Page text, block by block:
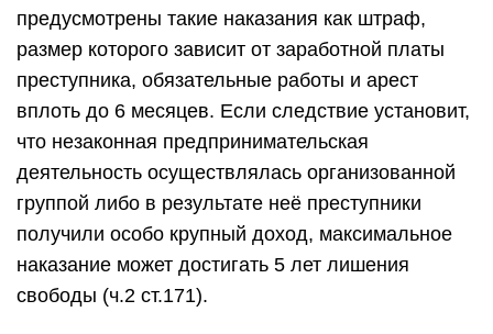
предусмотрены такие наказания как штраф,
размер которого зависит от заработной платы
преступника, обязательные работы и арест
вплоть до 6 месяцев. Если следствие установит,
что незаконная предпринимательская
деятельность осуществлялась организованной
группой либо в результате неё преступники
получили особо крупный доход, максимальное
наказание может достигать 5 лет лишения
свободы (ч.2 ст.171).